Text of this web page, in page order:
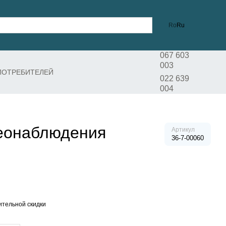
Ro Ru
067 603
003
022 639
004
Артикул
36-7-00060
скидки